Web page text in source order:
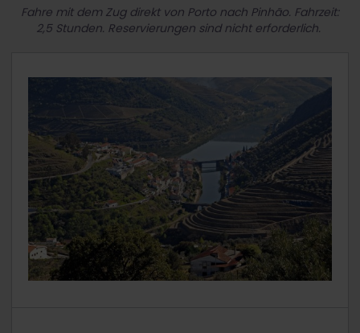
Fahre mit dem Zug direkt von Porto nach Pinhão. Fahrzeit:
2,5 Stunden. Reservierungen sind nicht erforderlich.